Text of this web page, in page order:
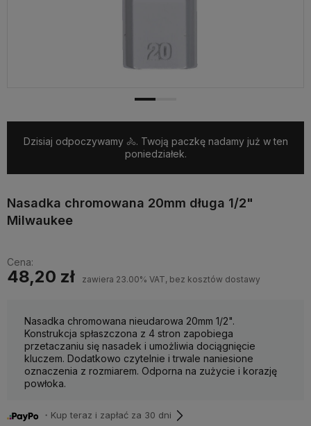
Dzisiaj odpoczywamy 🚴. Twoją paczkę nadamy już w ten
poniedziałek.
Nasadka chromowana 20mm długa 1/2"
Milwaukee
Cena:
48,20 zł zawiera 23.00% VAT, bez kosztów dostawy
Nasadka chromowana nieudarowa 20mm 1/2".
Konstrukcja spłaszczona z 4 stron zapobiega
przetaczaniu się nasadek i umożliwia dociągnięcie
kluczem. Dodatkowo czytelnie i trwale naniesione
oznaczenia z rozmiarem. Odporna na zużycie i korazję
powłoka.
・Kup teraz i zapłać za 30 dni